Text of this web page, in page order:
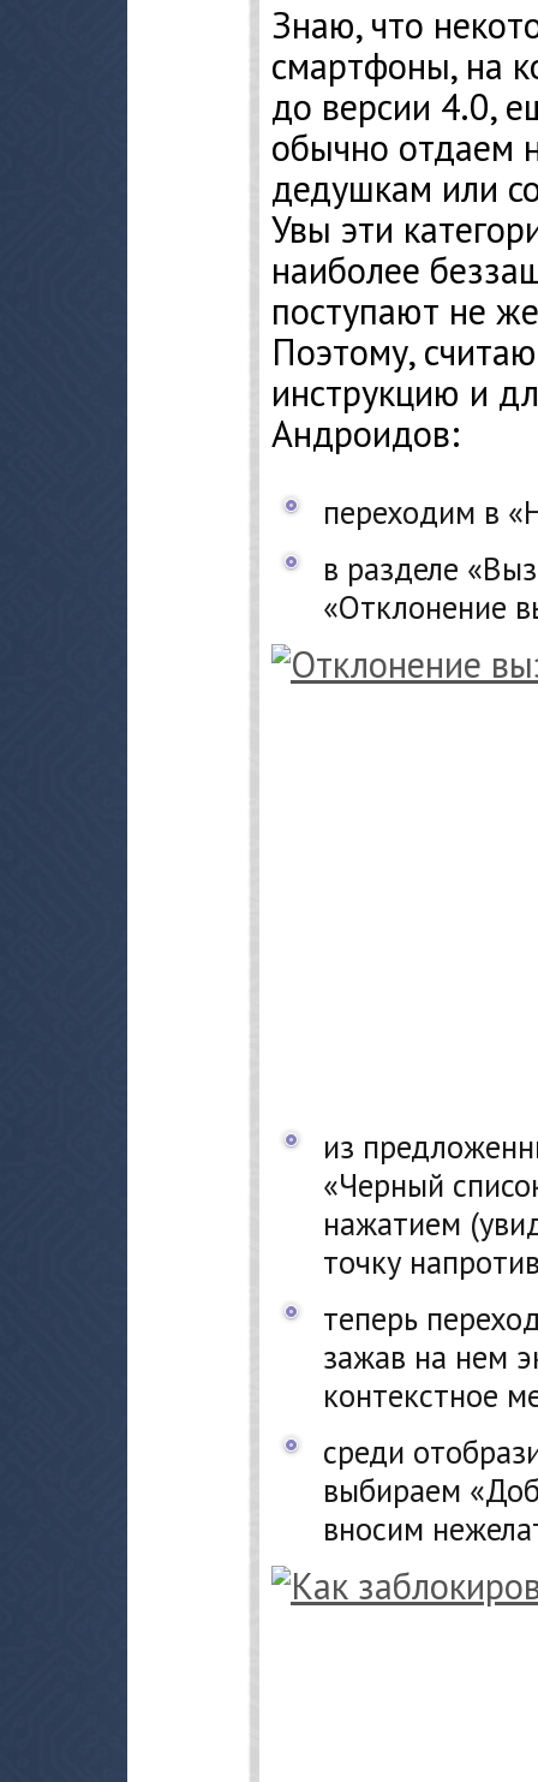
Знаю, что
смартфоны, на
до версии 4.0,
обычно отдаем
дедушкам или
Увы эти
наиболее
поступают не
Поэтому,
инструкцию и
Андроидов:
переходим в
в разделе
«Отклонение
из
«Черный
нажатием
точку
теперь
зажав на нем
контекстное
среди
выбираем
вносим